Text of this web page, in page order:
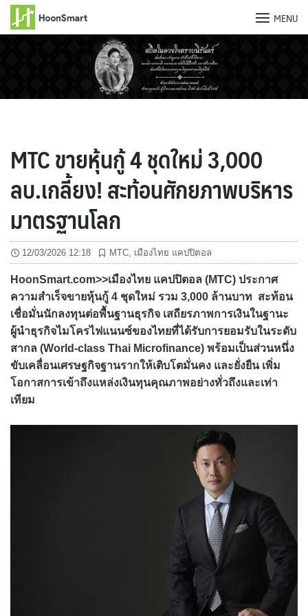
MENU
MTC ขายหุ้นกู้ 4 ชุดใหม่ 3,000
ลบ.เกลี้ยง! สะท้อนศักยภาพบริหาร
มาตรฐานโลก
12/03/2026 12:18 MTC เมืองไทย แคปปิตอล
HoonSmart.com>>เมืองไทย แคปปิตอล (MTC) ประกาศ
ความสำเร็จขายหุ้นกู้ 4 ชุดใหม่ รวม 3,000 ล้านบาท สะท้อน
เชื่อมั่นนักลงทุนต่อพื้นฐานธุรกิจ เสถียรภาพการเงินในฐานะ
ผู้นำธุรกิจไมโครไฟแนนซ์ของไทยที่ได้รับการยอมรับในระดับ
สากล (World-class Thai Microfinance) พร้อมเป็นส่วนหนึ่ง
ขับเคลื่อนเศรษฐกิจฐานรากให้เติบโตมั่นคง และยั่งยืน เพิ่ม
โอกาสการเข้าถึงแหล่งเงินทุนคุณภาพอย่างทั่วถึงและเท่า
เทียม